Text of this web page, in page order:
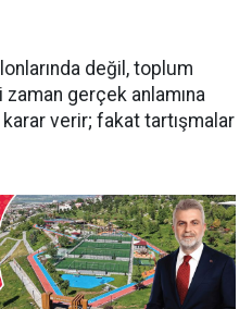
değil, toplum
gerçek anlamına
verir; fakat tartışmalar